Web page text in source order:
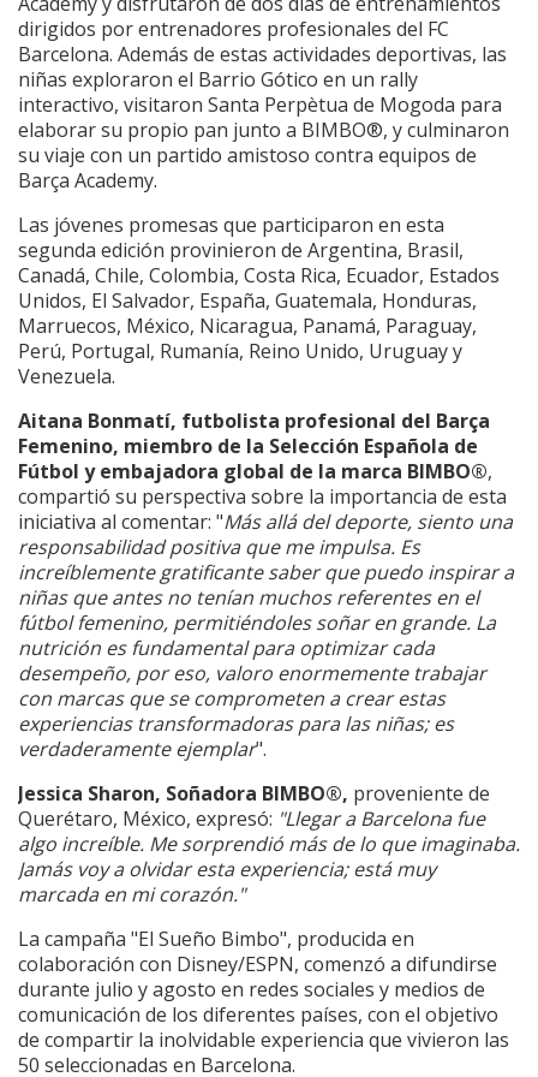
dirigidos por entrenadores profesionales del FC
Barcelona. Además de estas actividades deportivas, las
niñas exploraron el Barrio Gótico en un rally
interactivo, visitaron Santa Perpètua de Mogoda para
elaborar su propio pan junto a BIMBO®, y culminaron
su viaje con un partido amistoso contra equipos de
Barça Academy.
Las jóvenes promesas que participaron en esta
segunda edición provinieron de Argentina, Brasil,
Canadá, Chile, Colombia, Costa Rica, Ecuador, Estados
Unidos, El Salvador, España, Guatemala, Honduras,
Marruecos, México, Nicaragua, Panamá, Paraguay,
Perú, Portugal, Rumanía, Reino Unido, Uruguay y
Venezuela.
Aitana Bonmatí, futbolista profesional del Barça
Femenino, miembro de la Selección Española de
Fútbol y embajadora global de la marca BIMBO®,
compartió su perspectiva sobre la importancia de esta
iniciativa al comentar: "Más allá del deporte, siento una
responsabilidad positiva que me impulsa. Es
increíblemente gratificante saber que puedo inspirar a
niñas que antes no tenían muchos referentes en el
fútbol femenino, permitiéndoles soñar en grande. La
nutrición es fundamental para optimizar cada
desempeño, por eso, valoro enormemente trabajar
con marcas que se comprometen a crear estas
experiencias transformadoras para las niñas; es
verdaderamente ejemplar".
Jessica Sharon, Soñadora BIMBO®, proveniente de
Querétaro, México, expresó: "Llegar a Barcelona fue
algo increíble. Me sorprendió más de lo que imaginaba.
Jamás voy a olvidar esta experiencia; está muy
marcada en mi corazón."
La campaña "El Sueño Bimbo", producida en
colaboración con Disney/ESPN, comenzó a difundirse
durante julio y agosto en redes sociales y medios de
comunicación de los diferentes países, con el objetivo
de compartir la inolvidable experiencia que vivieron las
50 seleccionadas en Barcelona.